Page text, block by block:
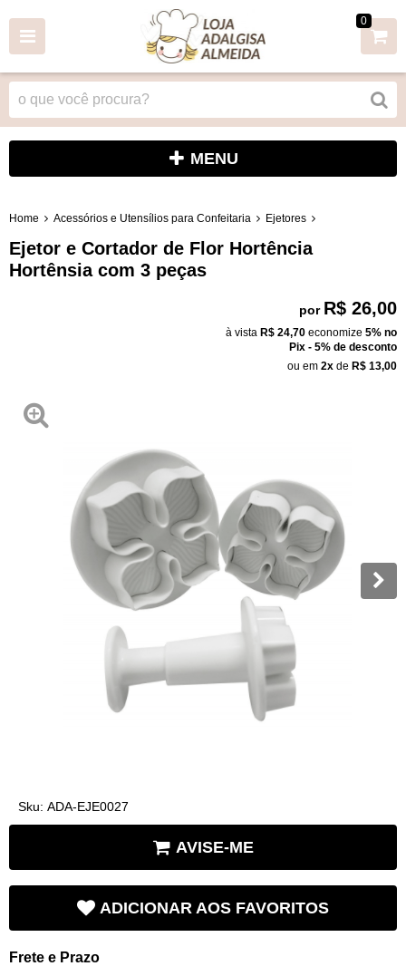
0
MENU
Home Acessórios e Utensílios para Confeitaria Ejetores
Ejetor e Cortador de Flor Hortência
Hortênsia com 3 peças
por R$ 26,00
à vista R$ 24,70 economize 5% no
Pix - 5% de desconto
ou em 2x de R$ 13,00
Sku: ADA-EJE0027
AVISE-ME
ADICIONAR AOS FAVORITOS
Frete e Prazo